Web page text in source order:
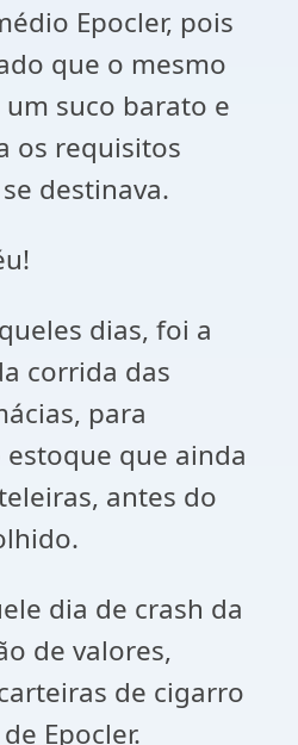
Epocler, pois
que o mesmo
suco barato e
os requisitos
destinava.
dias, foi a
corrida das
para
que ainda
antes do
dia de crash da
de valores,
de cigarro
Epocler.